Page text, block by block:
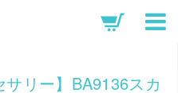
サリー】BA9136スカ